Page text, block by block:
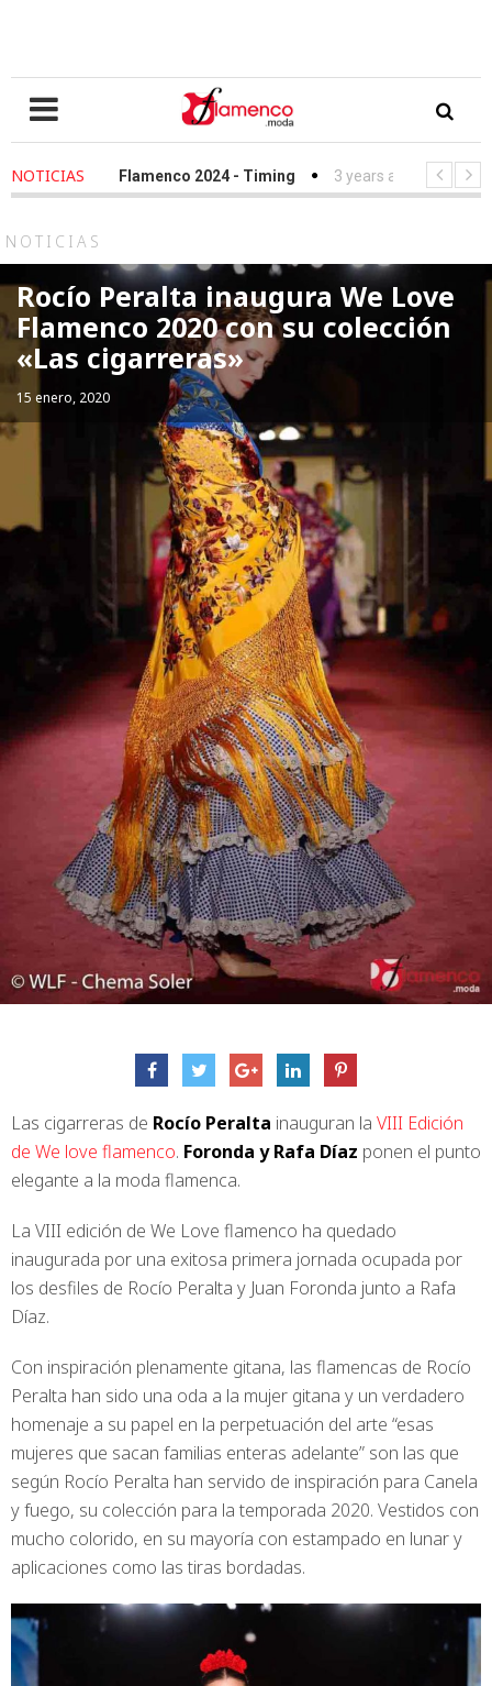
NOTICIAS
We Love Flamenco 2024 - Timing 3 years ago - Simof 2023 -
NOTICIAS
Rocío Peralta inaugura We Love
Flamenco 2020 con su colección
«Las cigarreras»
15 enero, 2020
Las cigarreras de Rocío Peralta inauguran la VIII Edición
de We love flamenco. Foronda y Rafa Díaz ponen el punto
elegante a la moda flamenca.
La VIII edición de We Love flamenco ha quedado
inaugurada por una exitosa primera jornada ocupada por
los desfiles de Rocío Peralta y Juan Foronda junto a Rafa
Díaz.
Con inspiración plenamente gitana, las flamencas de Rocío
Peralta han sido una oda a la mujer gitana y un verdadero
homenaje a su papel en la perpetuación del arte “esas
mujeres que sacan familias enteras adelante” son las que
según Rocío Peralta han servido de inspiración para Canela
y fuego, su colección para la temporada 2020. Vestidos con
mucho colorido, en su mayoría con estampado en lunar y
aplicaciones como las tiras bordadas.